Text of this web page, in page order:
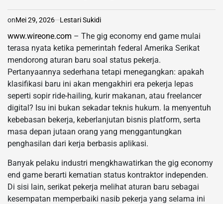
onMei 29, 2026 Lestari Sukidi
www.wireone.com – The gig economy end game mulai
terasa nyata ketika pemerintah federal Amerika Serikat
mendorong aturan baru soal status pekerja.
Pertanyaannya sederhana tetapi menegangkan: apakah
klasifikasi baru ini akan mengakhiri era pekerja lepas
seperti sopir ride-hailing, kurir makanan, atau freelancer
digital? Isu ini bukan sekadar teknis hukum. Ia menyentuh
kebebasan bekerja, keberlanjutan bisnis platform, serta
masa depan jutaan orang yang menggantungkan
penghasilan dari kerja berbasis aplikasi.
Banyak pelaku industri mengkhawatirkan the gig economy
end game berarti kematian status kontraktor independen.
Di sisi lain, serikat pekerja melihat aturan baru sebagai
kesempatan memperbaiki nasib pekerja yang selama ini